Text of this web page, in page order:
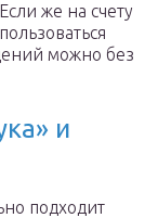
же на счету
можно без
и
подходит